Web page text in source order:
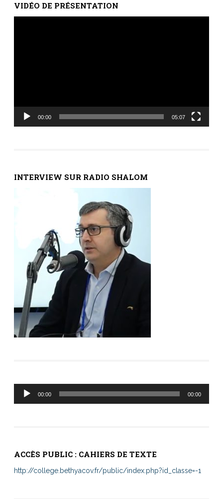
VIDÉO DE PRÉSENTATION
00:00 05:07
INTERVIEW SUR RADIO SHALOM
Lecteur
audio
00:00 00:00
ACCÈS PUBLIC : CAHIERS DE TEXTE
http://college.bethyacov.fr/public/index.php?id_classe=-1